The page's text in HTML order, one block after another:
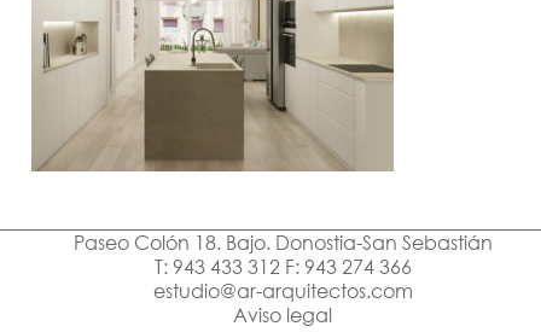
Paseo Colón 18. Bajo. Donostia-San Sebastián
T: 943 433 312 F: 943 274 366
estudio@ar-arquitectos.com
Aviso legal